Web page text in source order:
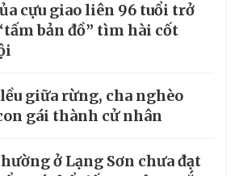
cựu giao liên 96 tuổi trở
bản đồ” tìm hài cốt
giữa rừng, cha nghèo
gái thành cử nhân
ở Lạng Sơn chưa đạt